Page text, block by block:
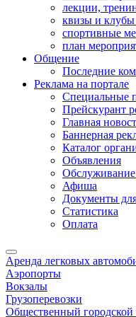
лекции,
квизы и клубы
спортивные
план
Общение
Последние
Реклама на портале
Специальные
Прейскурант
Главная
Баннерная
Каталог
Объявления
Обслуживание
Афиша
Документы
Статистика
Оплата
Аренда легковых
Аэропорты
Вокзалы
Грузоперевозки
Общественный городской